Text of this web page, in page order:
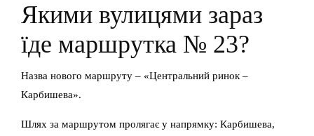
Якими вулицями зараз
їде маршрутка № 23?
Назва нового маршруту – «Центральний ринок –
Карбишева».
Шлях за маршрутом пролягає у напрямку: Карбишева,